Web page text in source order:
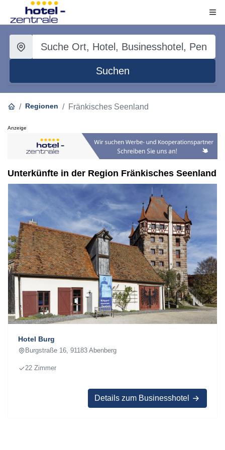
Suchen
Regionen Fränkisches Seenland
Anzeige
Unterkünfte in der Region Fränkisches Seenland
Hotel Burg
Burgstraße 16, 91183 Abenberg
22 Zimmer
Details zum Businesshotel